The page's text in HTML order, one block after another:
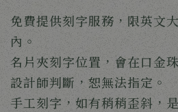
免費提供刻字服務，限英文
內。
名片夾刻字位置，會在口金
設計師判斷，恕無法指定。
手工刻字，如有稍稍歪斜，